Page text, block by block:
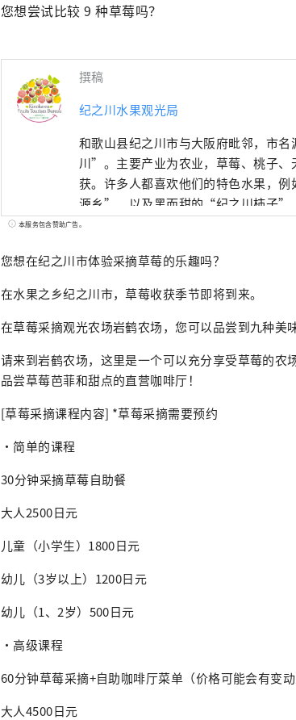
您想尝试比较 9 种草莓吗？
撰稿
纪之川水果观光局
和歌山县纪之川市与大阪府毗邻，市
川”。主要产业为农业，草莓、桃子、
获。许多人都喜欢他们的特色水果，
源乡”，以及黑而甜的“纪之川柿子”
滑翔伞着陆点之一和世界上最著名的猫
本服务包含赞助广告。
您想在纪之川市体验采摘草莓的乐趣吗？
在水果之乡纪之川市，草莓收获季节即将到来。
在草莓采摘观光农场岩鹤农场，您可以品尝到九种美
请来到岩鹤农场，这里是一个可以充分享受草莓的
品尝草莓芭菲和甜点的直营咖啡厅！
[草莓采摘课程内容] *草莓采摘需要预约
・简单的课程
30分钟采摘草莓自助餐
大人2500日元
儿童（小学生）1800日元
幼儿（3岁以上）1200日元
幼儿（1、2岁）500日元
・高级课程
60分钟草莓采摘+自助咖啡厅菜单（价格可能会有变动
大人4500日元